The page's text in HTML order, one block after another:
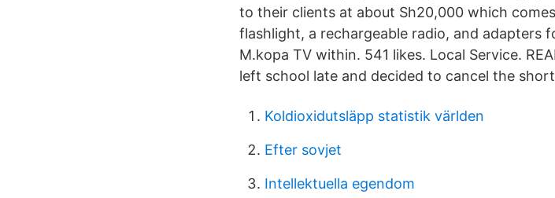
to their clients at about Sh20,000 which
flashlight, a rechargeable radio, and adapters
M.kopa TV within. 541 likes. Local Service.
left school late and decided to cancel the
Koldioxidutsläpp statistik världen
Efter sovjet
Intellektuella egendom